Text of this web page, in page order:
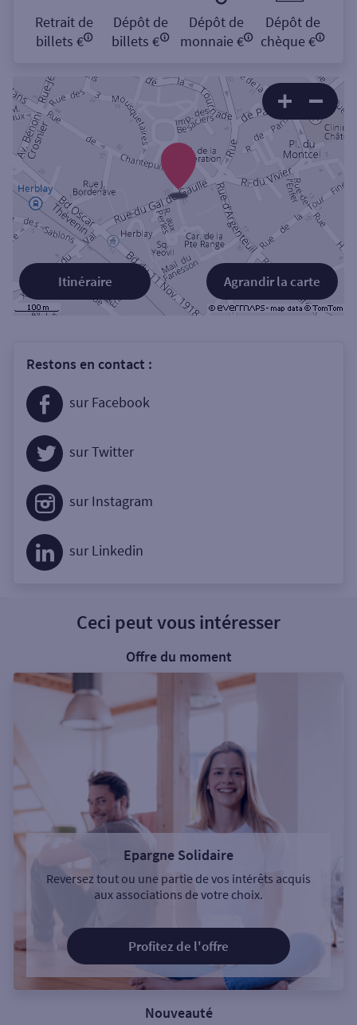
Retrait de
billets €
Dépôt de
billets €
Dépôt de
monnaie €
Dépôt de
chèque €
Agrandir la carte
Itinéraire
Restons en contact :
sur Facebook
sur Twitter
sur Instagram
sur Linkedin
Ceci peut vous intéresser
Offre du moment
Epargne Solidaire
Reversez tout ou une partie de vos intérêts acquis
aux associations de votre choix.
Profitez de l'offre
Nouveauté